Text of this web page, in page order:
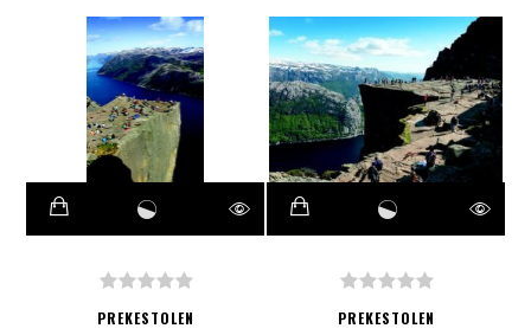
PREKESTOLEN PREKESTOLEN